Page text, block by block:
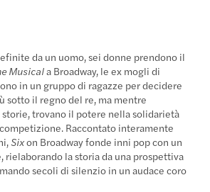
da un uomo, sei donne prendono il
Musicala Broadway, le ex mogli di
in un gruppo di ragazze per decidere
sotto il regno del re, ma mentre
trovano il potere nella solidarietà
Raccontato interamente
Sixon Broadway fonde inni pop con un
rielaborando la storia da una prospettiva
secoli di silenzio in un audace coro